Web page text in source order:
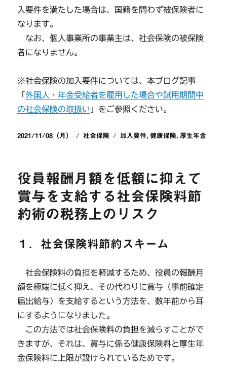
入要件を満たした場合は、国籍を問わず被保険者に
なります。
なお、個人事業所の事業主は、社会保険の被保険
者になりません。
※社会保険の加入要件については、本ブログ記事
「外国人・年金受給者を雇用した場合や試用期間中
の社会保険の取扱い 」をご参照ください。
投
2021/11/08（月）
カ
ー
社会保険
タ
加入要件,健康保険, 厚生年金
役員報酬月額を低額に抑えて
賞与を支給する社会保険料節
約術の税務上のリスク
１．社会保険料節約スキーム
社会保険料の負担を軽減するため、役員の報酬月
額を極端に低く抑え、その代わりに賞与（事前確定
届出給与）を支給するという方法を、数年前から耳
にするようになりました。
この方法では社会保険料の負担を減らすことがで
きますが、それは、賞与に係る健康保険料と厚生年
金保険料に上限が設けられているためです。